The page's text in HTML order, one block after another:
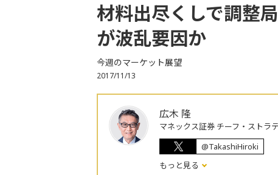
材料出尽くしで調整
が波乱要因か
今週のマーケット展望
2017/11/13
広木 隆
マネックス証券 チーフ・ストラ
@TakashiHiroki
もっと見る